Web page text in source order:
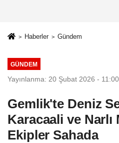
Haberler Gündem
GÜNDEM
Yayınlanma: 20 Şubat 2026 - 11:00
Gemlik'te Deniz
Karacaali ve
Ekipler Sahada